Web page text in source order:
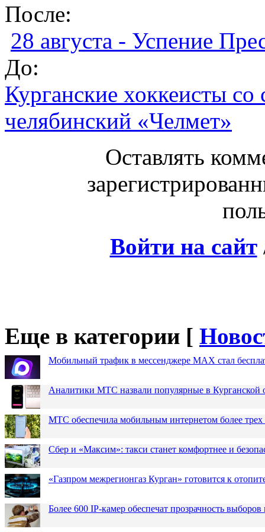
После:
28 августа - Успение
До:
Курганские хоккеисты
челябинский «Челмет»
Оставлять
Войти на сайт
Еще в категории [
Мобильный трафик в мессенджере MAX стал
Аналитики МТС назвали популярные в
МТС обеспечила мобильным интернетом более трех
Сбер и «Максим»: такси станет комфортнее и
«Газпром межрегионгаз Курган» готовится к
Более 600 IP-камер обеспечат прозрачность